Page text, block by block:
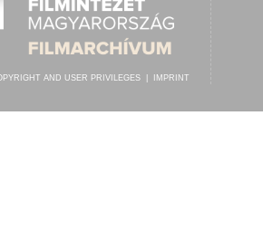
AND USER PRIVILEGES IMPRINT